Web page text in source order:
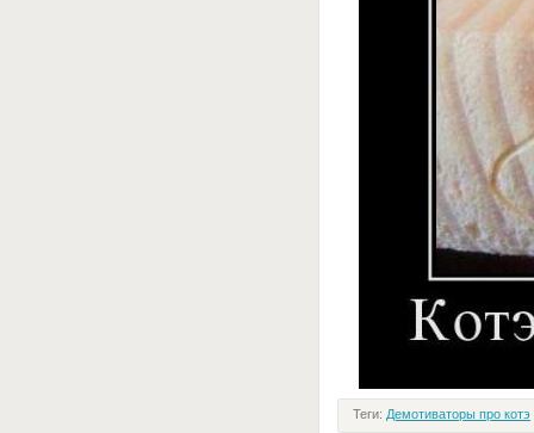
Теги: Демотиваторы про котэ